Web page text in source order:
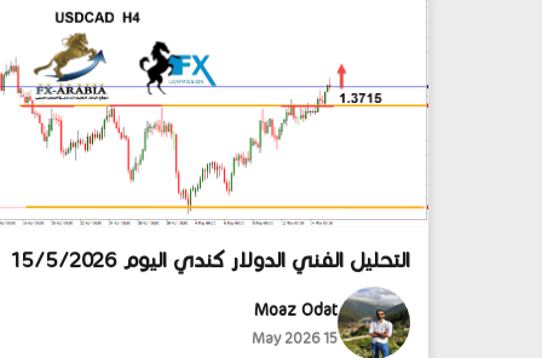
التحليل الفني الدولار كندي اليوم 15/5/2026
Moaz Odat
15 May 2026